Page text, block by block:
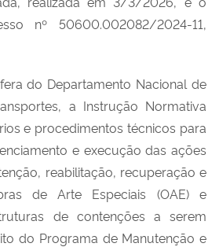
nº 50600.002082/2024-11,
do Departamento Nacional de
a Instrução Normativa
e procedimentos técnicos para
e execução das ações
reabilitação, recuperação e
de Arte Especiais (OAE) e
de contenções a serem
do Programa de Manutenção e